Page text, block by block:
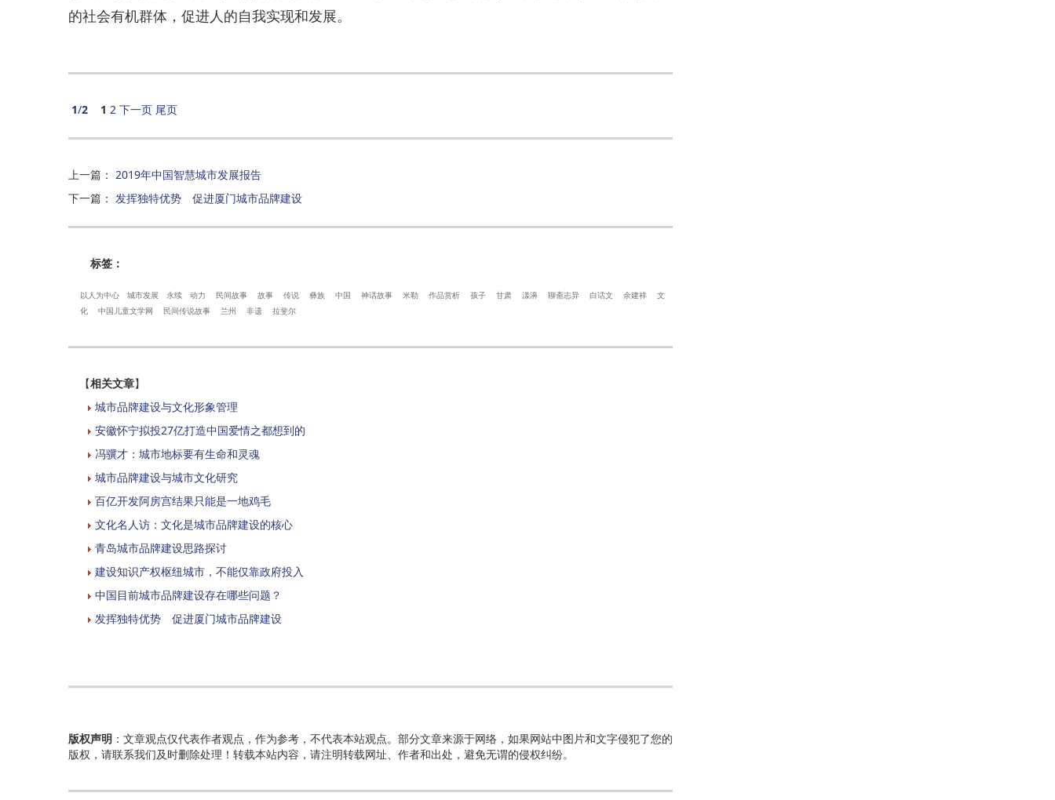
的社会有机群体，促进人的自我实现和发展。
1/2 1 2 下一页 尾页
上一篇 ： 2019年中国智慧城市发展报告
下一篇 ： 发挥独特优势 促进厦门城市品牌建设
标签：
以人为中心 城市发展 永续 动力 民间故事 故事 传说 彝族 中国 神话故事 米勒 作品赏析 孩子 甘肃 漾濞 聊斋志异 白话文 余建祥
文
化
中国儿童文学网 民间传说故事 兰州 非遗 拉斐尔
【相关文章】
城市品牌建设与文化形象管理
安徽怀宁拟投27亿打造中国爱情之都想到的
冯骥才：城市地标要有生命和灵魂
城市品牌建设与城市文化研究
百亿开发阿房宫结果只能是一地鸡毛
文化名人访：文化是城市品牌建设的核心
青岛城市品牌建设思路探讨
建设知识产权枢纽城市，不能仅靠政府投入
中国目前城市品牌建设存在哪些问题？
发挥独特优势 促进厦门城市品牌建设
版权声明 ：文章观点仅代表作者观点，作为参考，不代表本站观点。部分文章来源于网络，如果网站中图片和文字侵犯了您的
版权，请联系我们及时删除处理！转载本站内容，请注明转载网址、作者和出处，避免无谓的侵权纠纷。